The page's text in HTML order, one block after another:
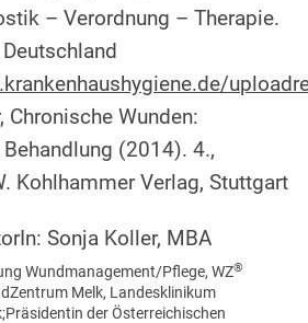
– Verordnung – Therapie.
Chronische Wunden:
(2014). 4.,
Kohlhammer Verlag, Stuttgart
Sonja Koller, MBA
Wundmanagement/Pflege, WZ®
Melk, Landesklinikum
der Österreichischen